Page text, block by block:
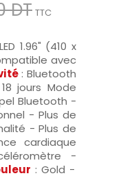
DT TTC
1.96" (410 x
avec
: Bluetooth
jours Mode
Bluetooth -
- Plus de
- Plus de
cardiaque
-
: Gold -